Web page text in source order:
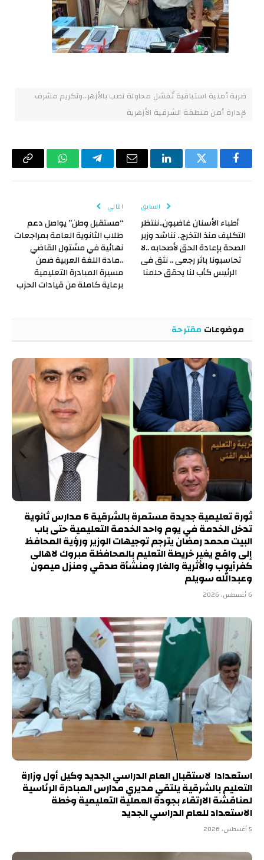
ضربة أمنية استباقية تُفشل محاولة نصب بالأزهر..وتكريم مشرف
لإدارة أمن منطقة الشرقية الأزهرية
فيسبوكتويتر لينكدإن البريد
تيلقرام واتسابCopy
السابق
أطباء الأسنان غاضبون..ننتظر
التكليف منذ التخرج.. نناشد وزير
الصحة بإعادة الحق لأصحابه ..لا
تحاسبونا باثر رجعى .. نثق فى
الرئيس كأب لنا يحقق حلمنا
التالي
“مستقبل وطن” يواصل دعم
طلاب الثانوية العامة بمراجعات
نهائية في مشتول القاضي
..مادة اللغة العربية ضمن
مسيرة المبادرة التعليمية
برعاية كاملة من قيادات الحزب
موضوعات مقترحة
ثورة تعليمية جديدة مستمرة بالشرقية 6 مدارس ثانوية
تدخل الخدمة في يوم واحد الخدمة التعليمية حتى باب
البيت محمد رمضان يترجم توجيهات الوزير ورؤية المحافظ
إلى واقع يغير خريطة التعليم بالمحافظة مبروك لاهالى
كفرأيوب والأثرية والغار ومنشأة صدقي ومنزل ميمون
وعبدالله سويلم
6 أغسطس، 2026
استعدادا لاستقبال العام الدراسي الجديد وكيل أول وزارة
التعليم بالشرقية يلتقي مديري مدارس المبادرة الرئاسية
لمناقشة الارتقاء بجودة العملية التعليمية وخطة
الاستعداد للعام الدراسي الجديد
5 أغسطس، 2026